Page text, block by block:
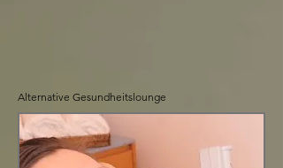
Alternative Gesundheitslounge